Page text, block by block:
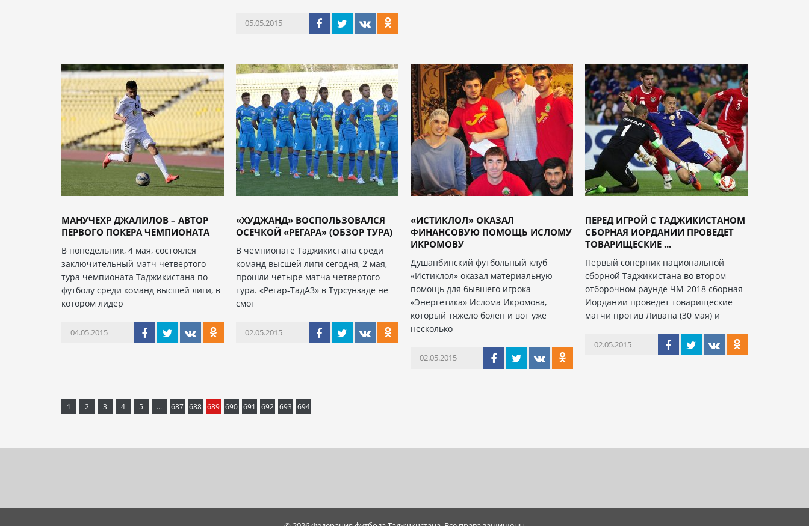
05.05.2015
МАНУЧЕХР ДЖАЛИЛОВ – АВТОР
ПЕРВОГО ПОКЕРА ЧЕМПИОНАТА
В понедельник, 4 мая, состоялся
заключительный матч четвертого
тура чемпионата Таджикистана по
футболу среди команд высшей лиги, в
котором лидер
04.05.2015
«ХУДЖАНД» ВОСПОЛЬЗОВАЛСЯ
ОСЕЧКОЙ «РЕГАРА» (ОБЗОР ТУРА)
В чемпионате Таджикистана среди
команд высшей лиги сегодня, 2 мая,
прошли четыре матча четвертого
тура. «Регар-ТадАЗ» в Турсунзаде не
смог
02.05.2015
«ИСТИКЛОЛ» ОКАЗАЛ
ФИНАНСОВУЮ ПОМОЩЬ ИСЛОМУ
ИКРОМОВУ
Душанбинский футбольный клуб
«Истиклол» оказал материальную
помощь для бывшего игрока
«Энергетика» Ислома Икромова,
который тяжело болен и вот уже
несколько
02.05.2015
ПЕРЕД ИГРОЙ С ТАДЖИКИСТАНОМ
СБОРНАЯ ИОРДАНИИ ПРОВЕДЕТ
ТОВАРИЩЕСКИЕ ...
Первый соперник национальной
сборной Таджикистана во втором
отборочном раунде ЧМ-2018 сборная
Иордании проведет товарищеские
матчи против Ливана (30 мая) и
02.05.2015
1 2 3 4 5 ... 687 688 689 690 691 692 693 694